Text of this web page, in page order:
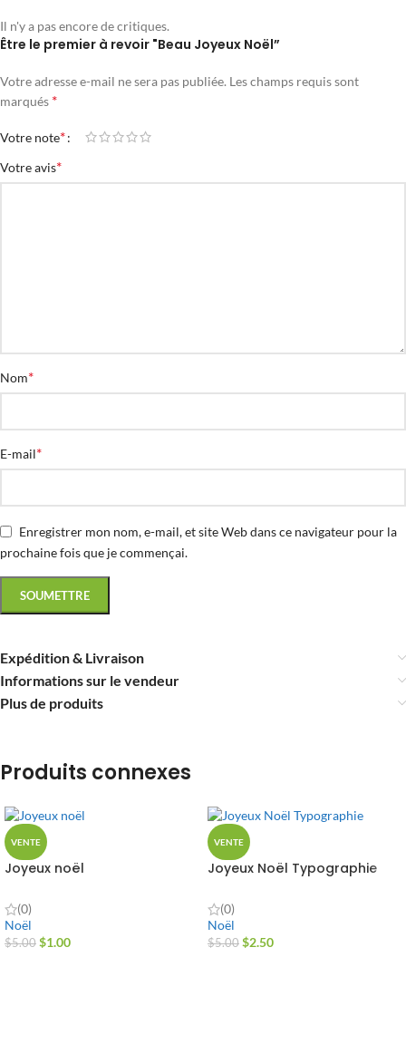
Il n'y a pas encore de critiques.
Être le premier à revoir "Beau Joyeux Noël”
Votre adresse e-mail ne sera pas publiée. Les champs requis sont
marqués *
Votre note*
Votre avis*
Nom*
E-mail*
Enregistrer mon nom, e-mail, et site Web dans ce navigateur pour la
prochaine fois que je commençai.
Expédition & Livraison
Informations sur le vendeur
Plus de produits
Produits connexes
VENTE
Joyeux noël
(0)
Noël
$5.00 $1.00
VENTE
Joyeux Noël Typographie
(0)
Noël
$5.00 $2.50